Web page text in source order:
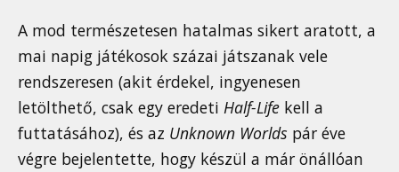
A mod természetesen hatalmas sikert aratott, a
mai napig játékosok százai játszanak vele
rendszeresen (akit érdekel, ingyenesen
letölthető, csak egy eredeti Half-Life kell a
futtatásához), és az Unknown Worlds pár éve
végre bejelentette, hogy készül a már önállóan